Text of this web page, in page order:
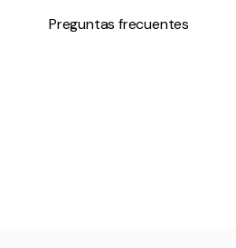
Preguntas frecuentes